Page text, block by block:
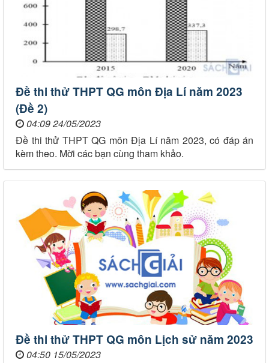
Đề thi thử THPT QG môn Địa Lí năm 2023
(Đề 2)
04:09 24/05/2023
Đề thi thử THPT QG môn Địa Lí năm 2023, có đáp án
kèm theo. Mời các bạn cùng tham khảo.
Đề thi thử THPT QG môn Lịch sử năm 2023
04:50 15/05/2023